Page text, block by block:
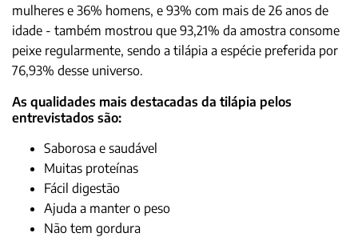
mulheres e 36% homens, e 93% com mais de 26 anos de
idade - também mostrou que 93,21% da amostra consome
peixe regularmente, sendo a tilápia a espécie preferida por
76,93% desse universo.
As qualidades mais destacadas da tilápia pelos
entrevistados são:
Saborosa e saudável
Muitas proteínas
Fácil digestão
Ajuda a manter o peso
Não tem gordura